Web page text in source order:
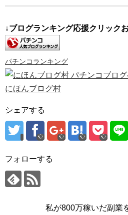
↓ブログランキング応援クリック
パチンコランキング
にほんブログ村
シェアする
フォローする
私が800万稼いだ副業